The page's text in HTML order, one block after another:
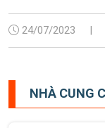
24/07/2023 |
NHÀ CUNG